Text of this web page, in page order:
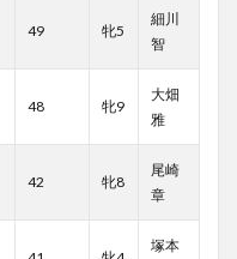
49 牝5
細川
智
48 牝9
大畑
雅
42 牝8
尾崎
章
塚本